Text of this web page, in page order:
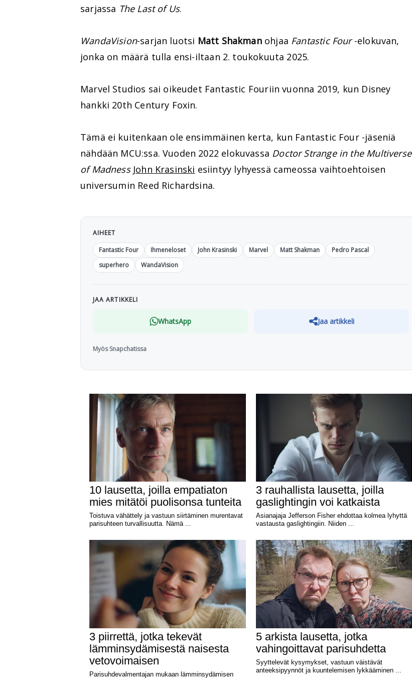
sarjassa The Last of Us.
WandaVision-sarjan luotsi Matt Shakmanohjaa Fantastic Four-elokuvan,
jonka on määrä tulla ensi-iltaan 2. toukokuuta 2025.
Marvel Studios sai oikeudet Fantastic Fouriin vuonna 2019, kun Disney
hankki 20th Century Foxin.
Tämä ei kuitenkaan ole ensimmäinen kerta, kun Fantastic Four -jäseniä
nähdään MCU:ssa. Vuoden 2022 elokuvassa Doctor Strange in the Multiverse
of Madness John Krasinski esiintyy lyhyessä cameossa vaihtoehtoisen
universumin Reed Richardsina.
AIHEET
Fantastic Four
Ihmeneloset John Krasinski Marvel Matt Shakman
Pedro Pascal
superhero
WandaVision
JAA ARTIKKELI
WhatsApp Jaa artikkeli
Myös Snapchatissa